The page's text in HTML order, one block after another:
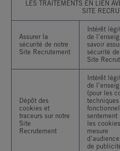
LES TRAITEMENTS EN LIEN
SITE
Assurer la
sécurité de notre
Site Recrutement
Intérêt
de
savoir
sécurité de
Site
Dépôt des
cookies et
traceurs sur notre
Site
Recrutement
Intérêt
de
(pour les
techniques
sentement
les
mesure
de